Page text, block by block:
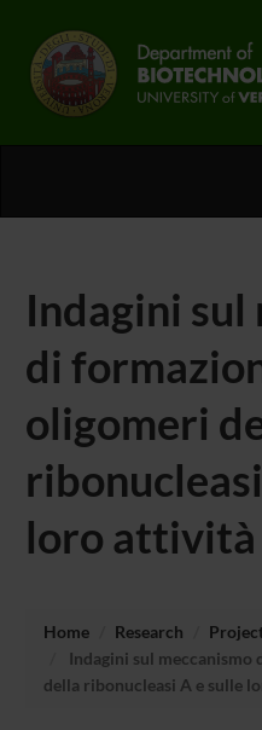
Indagini sul
di
oligomeri
loro
Home Research
Indagini sul
della ribonucleasi A e sulle